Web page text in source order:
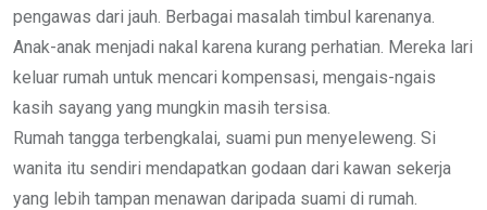
pengawas dari jauh. Berbagai masalah timbul karenanya.
Anak-anak menjadi nakal karena kurang perhatian. Mereka lari
keluar rumah untuk mencari kompensasi, mengais-ngais
kasih sayang yang mungkin masih tersisa.
Rumah tangga terbengkalai, suami pun menyeleweng. Si
wanita itu sendiri mendapatkan godaan dari kawan sekerja
yang lebih tampan menawan daripada suami di rumah.